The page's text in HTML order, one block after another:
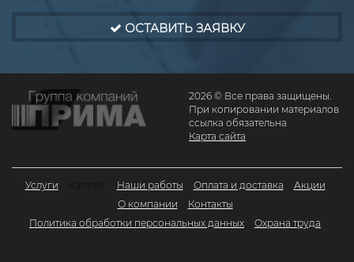
ОСТАВИТЬ ЗАЯВКУ
2026 © Все права защищены.
При копировании материалов
ссылка обязательна
Карта сайта
Услуги Наши работы Оплата и доставка
Акции
О компании
Контакты
Политика обработки персональных данных
Охрана труда